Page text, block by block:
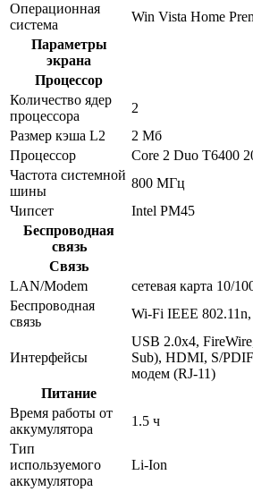
Операционная
система
Win Vista Home
Параметры
экрана
Процессор
Количество ядер
процессора
2
Размер кэша L2
2 Мб
Процессор
Core 2 Duo T6400
Частота системной
шины
800 МГц
Чипсет
Intel PM45
Беспроводная
связь
Связь
LAN/Modem
сетевая карта 10/
Беспроводная
связь
Wi-Fi IEEE
Интерфейсы
USB 2.0x4,
Sub), HDMI, S/
модем (RJ-11)
Питание
Время работы от
аккумулятора
1.5 ч
Тип
используемого
аккумулятора
Li-Ion